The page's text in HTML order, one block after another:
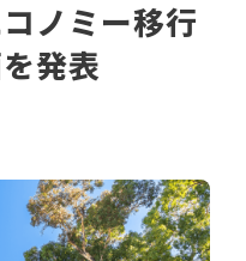
ノミー移行
発表